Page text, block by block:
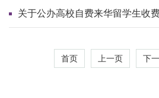
关于公办高校自费来华留学生收
工作的通知
首页 上一页 下